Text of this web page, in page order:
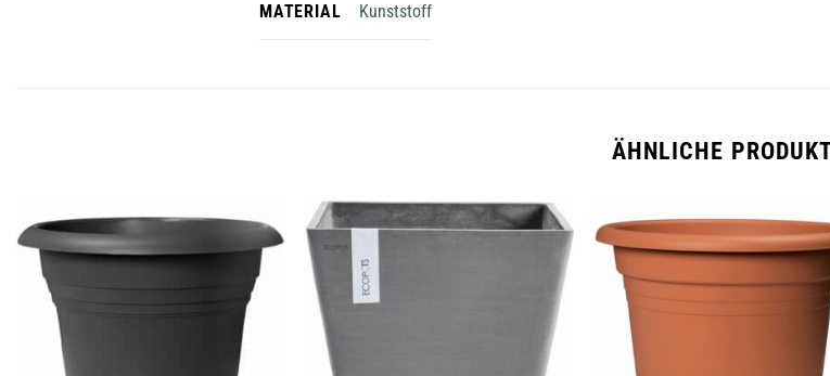
MATERIAL Kunststoff
ÄHNLICHE